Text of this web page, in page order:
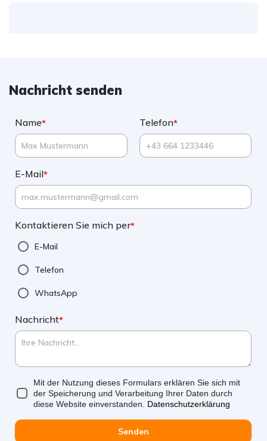
Nachricht senden
Name* Telefon*
E-Mail*
Kontaktieren Sie mich per*
E-Mail
Telefon
WhatsApp
Nachricht*
Mit der Nutzung dieses Formulars erklären Sie sich mit
der Speicherung und Verarbeitung Ihrer Daten durch
diese Website einverstanden. Datenschutzerklärung
Senden